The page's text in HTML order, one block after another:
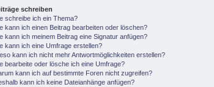
schreiben
schreibe ich ein Thema?
kann ich einen Beitrag bearbeiten oder löschen?
kann ich meinem Beitrag eine Signatur anfügen?
kann ich eine Umfrage erstellen?
kann ich nicht mehr Antwortmöglichkeiten erstellen?
bearbeite oder lösche ich eine Umfrage?
kann ich auf bestimmte Foren nicht zugreifen?
kann ich keine Dateianhänge anfügen?